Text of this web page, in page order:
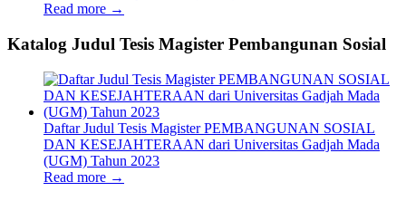
Read more →
Katalog Judul Tesis Magister Pembangunan Sosial
Daftar Judul Tesis Magister PEMBANGUNAN SOSIAL
DAN KESEJAHTERAAN dari Universitas Gadjah Mada
(UGM) Tahun 2023
Read more →